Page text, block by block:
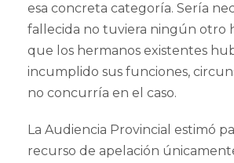
esa concreta categoría. Sería
fallecida no tuviera ningún otro
que los hermanos existentes
incumplido sus funciones,
no concurría en el caso.
La Audiencia Provincial estimó
recurso de apelación